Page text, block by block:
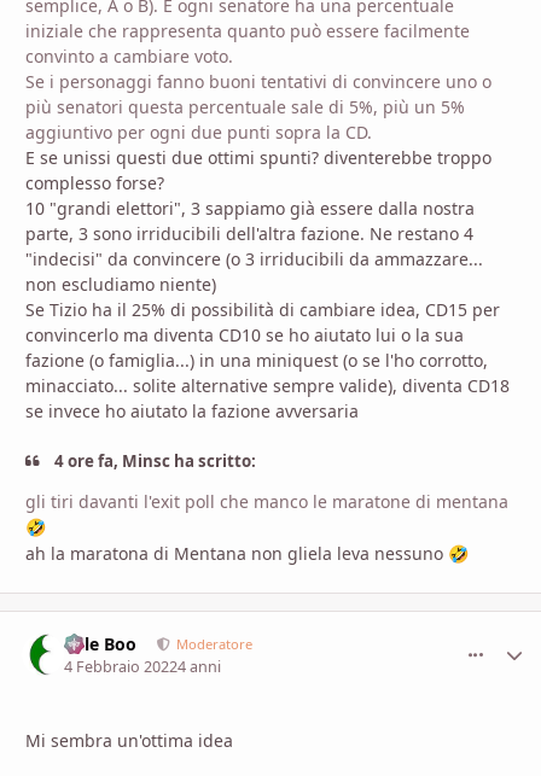
semplice, A o B). E ogni senatore ha una percentuale
iniziale che rappresenta quanto può essere facilmente
convinto a cambiare voto.
Se i personaggi fanno buoni tentativi di convincere uno o
più senatori questa percentuale sale di 5%, più un 5%
aggiuntivo per ogni due punti sopra la CD.
E se unissi questi due ottimi spunti? diventerebbe troppo
complesso forse?
10 "grandi elettori", 3 sappiamo già essere dalla nostra
parte, 3 sono irriducibili dell'altra fazione. Ne restano 4
"indecisi" da convincere (o 3 irriducibili da ammazzare...
non escludiamo niente)
Se Tizio ha il 25% di possibilità di cambiare idea, CD15 per
convincerlo ma diventa CD10 se ho aiutato lui o la sua
fazione (o famiglia...) in una miniquest (o se l'ho corrotto,
minacciato... solite alternative sempre valide), diventa CD18
se invece ho aiutato la fazione avversaria
4 ore fa, Minsc ha scritto:
gli tiri davanti l'exit poll che manco le maratone di mentana
🤣
ah la maratona di Mentana non gliela leva nessuno 🤣
Bille Boo Moderatore
4 Febbraio 20224 anni
Mi sembra un'ottima idea